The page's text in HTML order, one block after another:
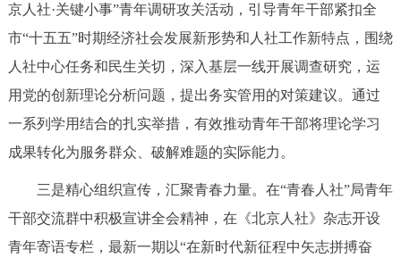
ENGLISH 한국어 日本語
DEUTSCH FRANÇAIS РУССКИЙ ЯЗЫК
ESPAÑOL العربية PORTUGUÊS
回到顶部
京人社·关键小事”青年调研攻关活动，引导青年干部紧扣全
市“十五五”时期经济社会发展新形势和人社工作新特点，围绕
人社中心任务和民生关切，深入基层一线开展调查研究，运
用党的创新理论分析问题，提出务实管用的对策建议。通过
一系列学用结合的扎实举措，有效推动青年干部将理论学习
成果转化为服务群众、破解难题的实际能力。
三是精心组织宣传，汇聚青春力量。在“青春人社”局青年
干部交流群中积极宣讲全会精神，在《北京人社》杂志开设
青年寄语专栏，最新一期以“在新时代新征程中矢志拼搏奋